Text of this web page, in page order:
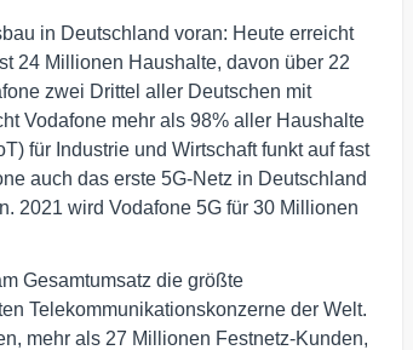
in Deutschland voran: Heute erreicht
24 Millionen Haushalte, davon über 22
zwei Drittel aller Deutschen mit
Vodafone mehr als 98% aller Haushalte
für Industrie und Wirtschaft funkt auf fast
auch das erste 5G-Netz in Deutschland
2021 wird Vodafone 5G für 30 Millionen
Gesamtumsatz die größte
Telekommunikationskonzerne der Welt.
mehr als 27 Millionen Festnetz-Kunden,